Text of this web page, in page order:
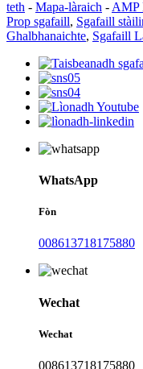
teth - Mapa-làraich - AMP
Prop sgafaill, Sgafaill
Ghalbhanaichte, Sgafaill
WhatsApp
Fòn
008613718175880
Wechat
Wechat
008613718175880